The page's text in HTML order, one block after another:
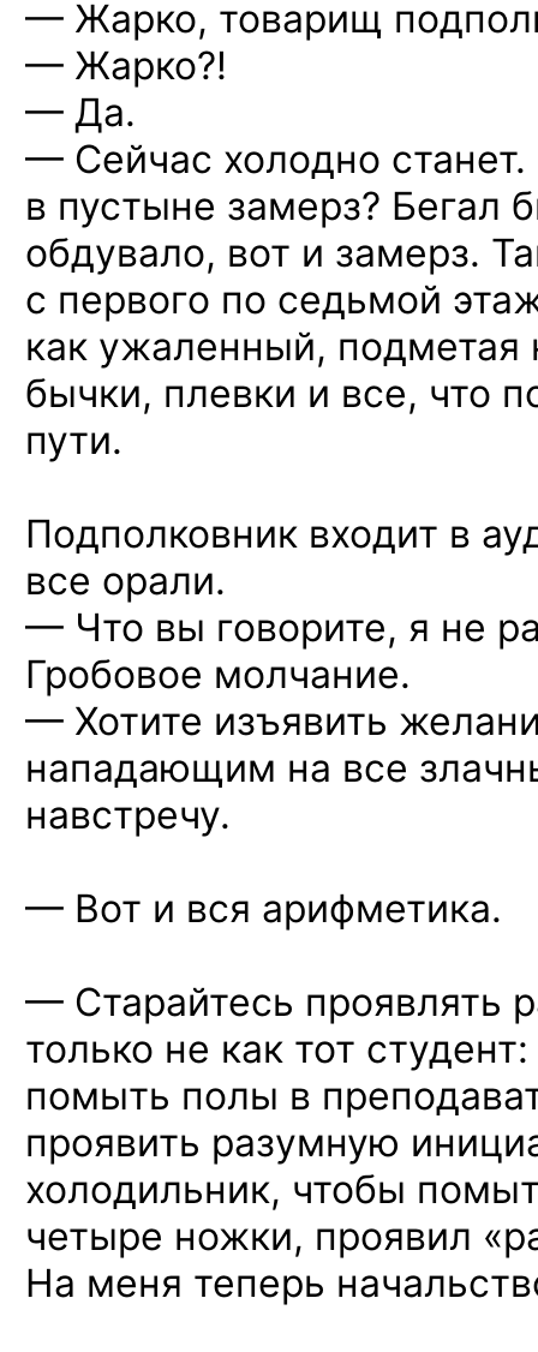
— Жарко, товарищ
— Жарко?!
— Да.
— Сейчас холодно
в пустыне замерз? Бегал
обдувало, вот и замерз.
с первого по седьмой
как ужаленный, подметая
бычки, плевки и все, что
пути.
Подполковник входит в
все орали.
— Что вы говорите, я не
Гробовое молчание.
— Хотите изъявить
нападающим на все
навстречу.
— Вот и вся арифметика.
— Старайтесь проявлять
только не как тот
помыть полы в
проявить разумную
холодильник, чтобы
четыре ножки, проявил
На меня теперь